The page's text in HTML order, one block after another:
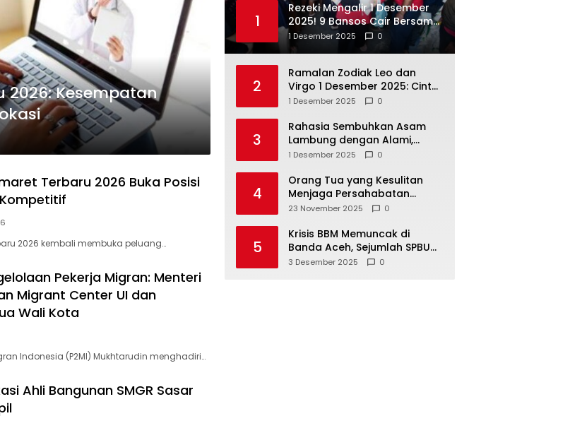
2026: Kesempatan
Terbaru 2026 Buka Posisi
2026 kembali membuka peluang…
Pekerja Migran: Menteri
Migrant Center UI dan
Wali Kota
Indonesia (P2MI) Mukhtarudin menghadiri…
Ahli Bangunan SMGR Sasar
1
Rezeki Mengalir 1 Desember
2025! 9 Bansos Cair Bersama:
PKH, BPNT, dan KKS Mandiri
Double
1 Desember 2025 0
2
Ramalan Zodiak Leo dan
Virgo 1 Desember 2025: Cinta,
Karir, Kesehatan, dan
1 Desember 2025 0
3
Rahasia Sembuhkan Asam
Lambung dengan Alami,
Nomor 4 Disalahpahami
1 Desember 2025 0
4
Orang Tua yang Kesulitan
Menjaga Persahabatan
Biasanya Lakukan 8 Hal Ini
23 November 2025 0
5
Krisis BBM Memuncak di
Banda Aceh, Sejumlah SPBU
Tutup Total
3 Desember 2025 0